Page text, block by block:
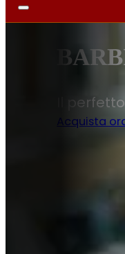
Sapori
Scopri di